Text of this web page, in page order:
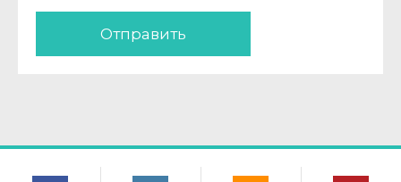
Отправить